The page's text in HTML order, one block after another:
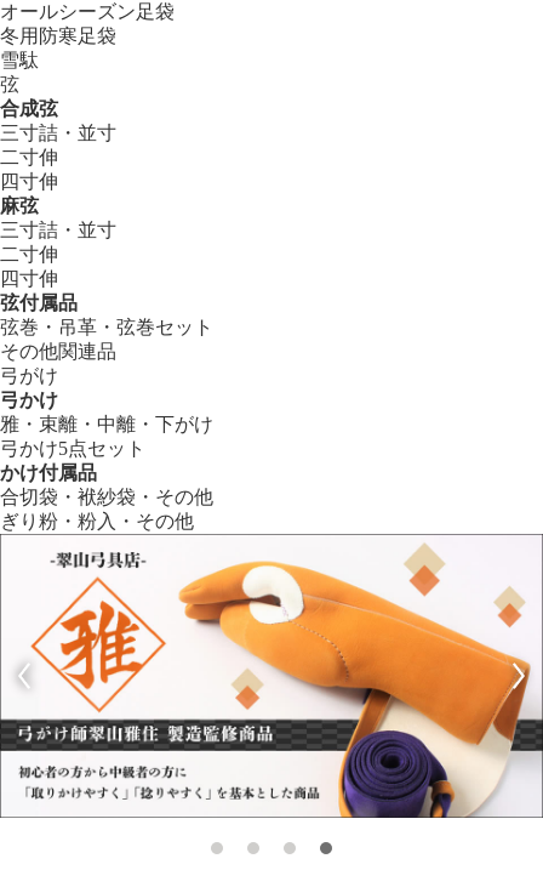
オールシーズン足袋
冬用防寒足袋
雪駄
弦
合成弦
三寸詰・並寸
二寸伸
四寸伸
麻弦
三寸詰・並寸
二寸伸
四寸伸
弦付属品
弦巻・吊革・弦巻セット
その他関連品
弓がけ
弓かけ
雅・束離・中離・下がけ
弓かけ5点セット
かけ付属品
合切袋・袱紗袋・その他
ぎり粉・粉入・その他